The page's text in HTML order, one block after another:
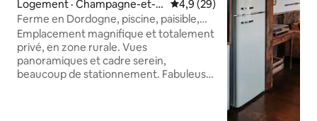
Logement · Champagne-et-F
ontaine
Note moyenne de 4,9 sur 5,
4,9 (29)
Ferme en Dordogne, piscine, paisible,
vue imprenable
Emplacement magnifique et totalement
privé, en zone rurale. Vues
panoramiques et cadre serein,
beaucoup de stationnement. Fabuleuse